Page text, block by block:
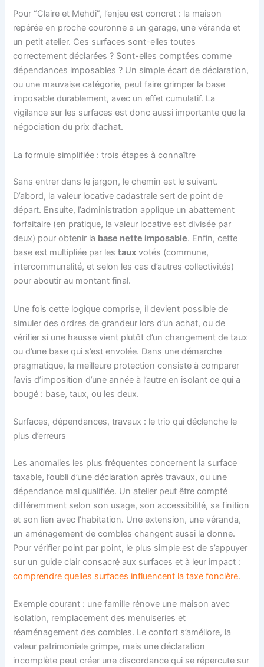
Pour “Claire et Mehdi”, l’enjeu est concret : la maison
repérée en proche couronne a un garage, une véranda et
un petit atelier. Ces surfaces sont-elles toutes
correctement déclarées ? Sont-elles comptées comme
dépendances imposables ? Un simple écart de déclaration,
ou une mauvaise catégorie, peut faire grimper la base
imposable durablement, avec un effet cumulatif. La
vigilance sur les surfaces est donc aussi importante que la
négociation du prix d’achat.
La formule simplifiée : trois étapes à connaître
Sans entrer dans le jargon, le chemin est le suivant.
D’abord, la valeur locative cadastrale sert de point de
départ. Ensuite, l’administration applique un abattement
forfaitaire (en pratique, la valeur locative est divisée par
deux) pour obtenir la base nette imposable. Enfin, cette
base est multipliée par lestaux votés (commune,
intercommunalité, et selon les cas d’autres collectivités)
pour aboutir au montant final.
Une fois cette logique comprise, il devient possible de
simuler des ordres de grandeur lors d’un achat, ou de
vérifier si une hausse vient plutôt d’un changement de taux
ou d’une base qui s’est envolée. Dans une démarche
pragmatique, la meilleure protection consiste à comparer
l’avis d’imposition d’une année à l’autre en isolant ce qui a
bougé : base, taux, ou les deux.
Surfaces, dépendances, travaux : le trio qui déclenche le
plus d’erreurs
Les anomalies les plus fréquentes concernent la surface
taxable, l’oubli d’une déclaration après travaux, ou une
dépendance mal qualifiée. Un atelier peut être compté
différemment selon son usage, son accessibilité, sa finition
et son lien avec l’habitation. Une extension, une véranda,
un aménagement de combles changent aussi la donne.
Pour vérifier point par point, le plus simple est de s’appuyer
sur un guide clair consacré aux surfaces et à leur impact :
comprendre quelles surfaces influencent la taxe foncière.
Exemple courant : une famille rénove une maison avec
isolation, remplacement des menuiseries et
réaménagement des combles. Le confort s’améliore, la
valeur patrimoniale grimpe, mais une déclaration
incomplète peut créer une discordance qui se répercute sur